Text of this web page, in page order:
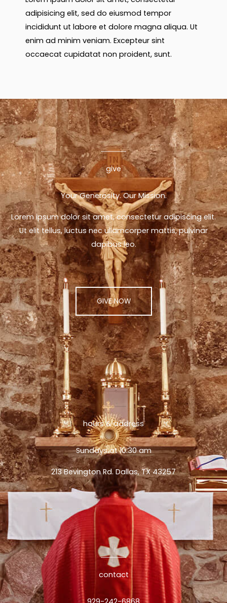
adipisicing elit, sed do eiusmod tempor
incididunt ut labore et dolore magna aliqua. Ut
enim ad minim veniam. Excepteur sint
occaecat cupidatat non proident, sunt.
give
Your Generosity. Our Mission.
Lorem ipsum dolor sit amet, consectetur adipiscing elit.
Ut elit tellus, luctus nec ullamcorper mattis, pulvinar
dapibus leo.
GIVE NOW
hours & address
Sundays at 10:30 am
213 Bevington Rd. Dallas, TX 43257
contact